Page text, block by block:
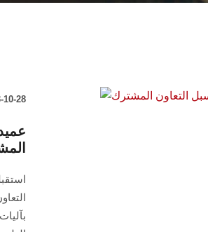
10-28